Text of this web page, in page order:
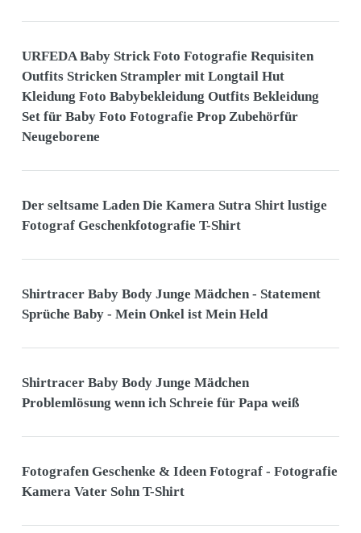
URFEDA Baby Strick Foto Fotografie Requisiten
Outfits Stricken Strampler mit Longtail Hut
Kleidung Foto Babybekleidung Outfits Bekleidung
Set für Baby Foto Fotografie Prop Zubehörfür
Neugeborene
Der seltsame Laden Die Kamera Sutra Shirt lustige
Fotograf Geschenkfotografie T-Shirt
Shirtracer Baby Body Junge Mädchen - Statement
Sprüche Baby - Mein Onkel ist Mein Held
Shirtracer Baby Body Junge Mädchen
Problemlösung wenn ich Schreie für Papa weiß
Fotografen Geschenke & Ideen Fotograf - Fotografie
Kamera Vater Sohn T-Shirt